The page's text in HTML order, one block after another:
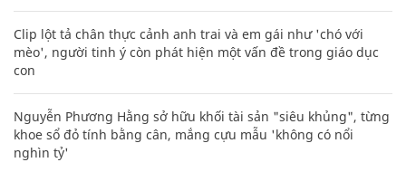
Clip lột tả chân thực cảnh anh trai và em gái như 'chó với
mèo', người tinh ý còn phát hiện một vấn đề trong giáo dục
con
Nguyễn Phương Hằng sở hữu khối tài sản "siêu khủng", từng
khoe sổ đỏ tính bằng cân, mắng cựu mẫu 'không có nổi
nghìn tỷ'